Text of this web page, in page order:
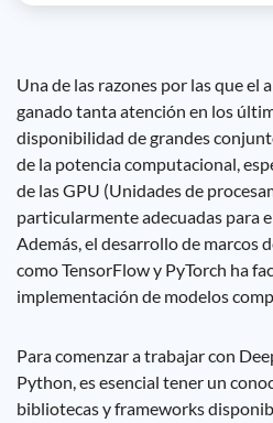
Una de las razones por las que el
ganado tanta atención en los
disponibilidad de grandes
de la potencia computacional,
de las GPU (Unidades de
particularmente adecuadas para
Además, el desarrollo de marcos
como TensorFlow y PyTorch ha
implementación de modelos
Para comenzar a trabajar con
Python, es esencial tener un
bibliotecas y frameworks